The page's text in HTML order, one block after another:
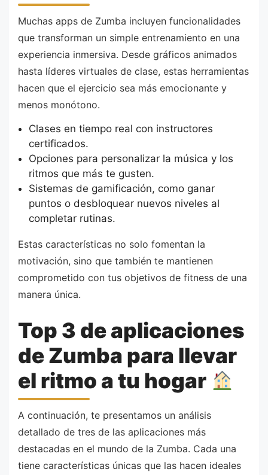
Muchas apps de Zumba incluyen funcionalidades
que transforman un simple entrenamiento en una
experiencia inmersiva. Desde gráficos animados
hasta líderes virtuales de clase, estas herramientas
hacen que el ejercicio sea más emocionante y
menos monótono.
Clases en tiempo real con instructores
certificados.
Opciones para personalizar la música y los
ritmos que más te gusten.
Sistemas de gamificación, como ganar
puntos o desbloquear nuevos niveles al
completar rutinas.
Estas características no solo fomentan la
motivación, sino que también te mantienen
comprometido con tus objetivos de fitness de una
manera única.
Top 3 de aplicaciones
de Zumba para llevar
el ritmo a tu hogar
A continuación, te presentamos un análisis
detallado de tres de las aplicaciones más
destacadas en el mundo de la Zumba. Cada una
tiene características únicas que las hacen ideales